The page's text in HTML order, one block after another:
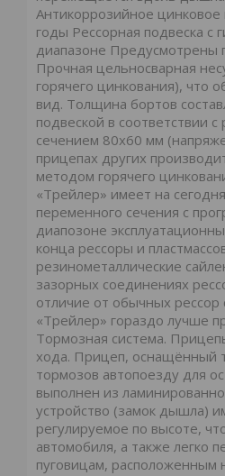
Антикоррозийное
годы Рессорная подвеска с
диапазоне Предусмотрены
Прочная цельносварная
горячего цинкования), что
вид. Толщина бортов
подвеской в
сечением 80х60 мм
прицепах других
методом горячего
«Трейлер» имеет на
переменного сечения с
диапозоне
конца рессоры и
резинометаллические
зазорных соединениях
отличие от обычных
«Трейлер» гораздо лучше
Тормозная система.
хода. Прицеп, оснащённый
тормозов автопоезду для
выполнен из
устройство (замок дышла)
регулируемое по высоте,
автомобиля, а также легко
пуговицам, расположенным